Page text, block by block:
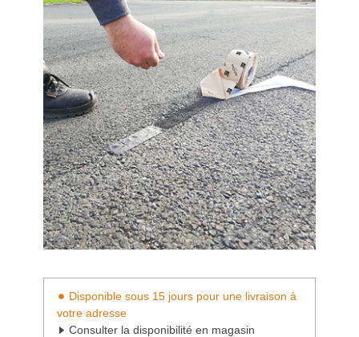
Disponible sous 15 jours pour une livraison à
votre adresse
Consulter la disponibilité en magasin